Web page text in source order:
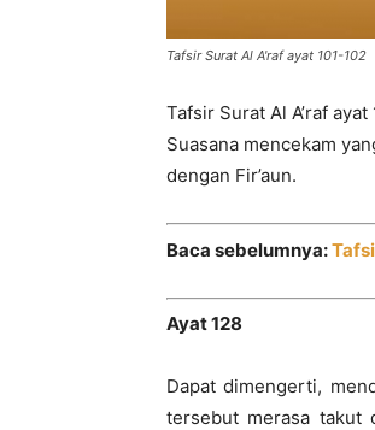
Tafsir Surat Al A'raf ayat 101-102
Tafsir Surat Al A’raf
Suasana mencekam
dengan Fir’aun.
Baca sebelumnya:
Ayat 128
Dapat dimengerti,
tersebut merasa takut